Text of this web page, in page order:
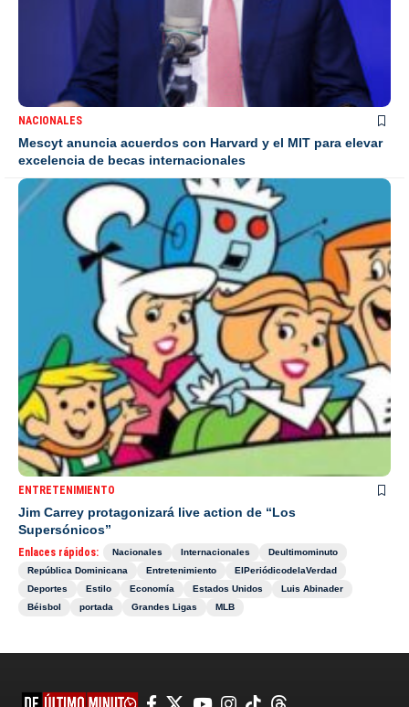
NACIONALES
Mescyt anuncia acuerdos con Harvard y el MIT para elevar
excelencia de becas internacionales
ENTRETENIMIENTO
Jim Carrey protagonizará live action de “Los
Supersónicos”
Enlaces rápidos: Nacionales Internacionales
Deultimominuto
República Dominicana
Entretenimiento
ElPeriódicodelaVerdad
Deportes
Estilo Economía Estados Unidos
Luis Abinader
Béisbol
portada Grandes Ligas MLB